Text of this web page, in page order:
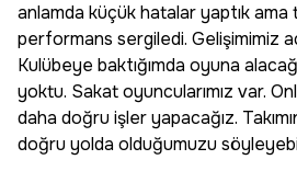
anlamda küçük hatalar yaptık ama
performans sergiledi. Gelişimimiz
Kulübeye baktığımda oyuna
yoktu. Sakat oyuncularımız var.
daha doğru işler yapacağız.
doğru yolda olduğumuzu